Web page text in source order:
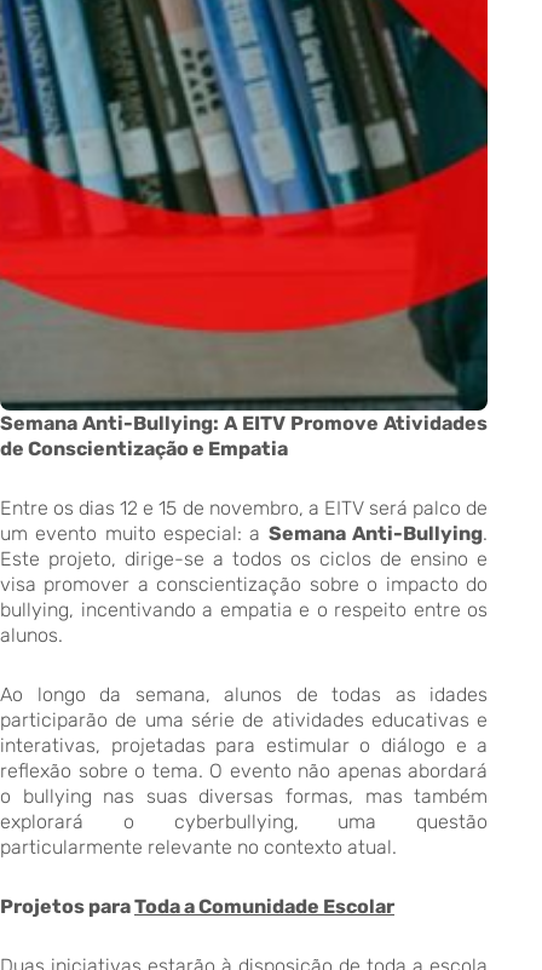
Semana Anti-Bullying: A EITV Promove Atividades
de Conscientização e Empatia
Entre os dias 12 e 15 de novembro, a EITV será palco de
um evento muito especial: a Semana Anti-Bullying.
Este projeto, dirige-se a todos os ciclos de ensino e
visa promover a conscientização sobre o impacto do
bullying, incentivando a empatia e o respeito entre os
alunos.
Ao longo da semana, alunos de todas as idades
participarão de uma série de atividades educativas e
interativas, projetadas para estimular o diálogo e a
reflexão sobre o tema. O evento não apenas abordará
o bullying nas suas diversas formas, mas também
explorará o cyberbullying, uma questão
particularmente relevante no contexto atual.
Projetos paraToda a Comunidade Escolar